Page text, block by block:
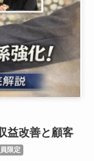
益改善と顧客
限定